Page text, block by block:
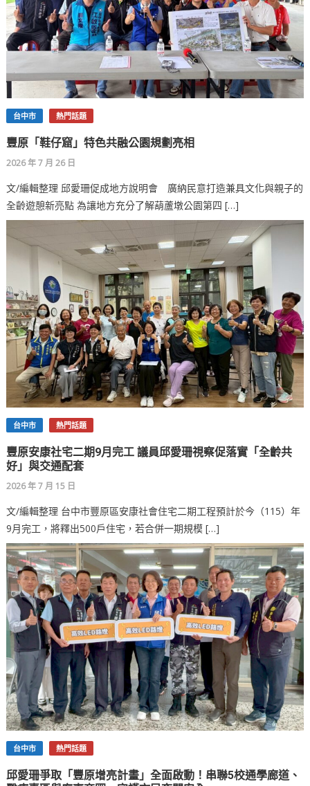
台中市 熱門話題
豐原「鞋仔窟」特色共融公園規劃亮相
2026 年 7 月 26 日
文/編輯整理 邱愛珊促成地方說明會 廣納民意打造兼具文化與親子的
全齡遊憩新亮點 為讓地方充分了解葫蘆墩公園第四 […]
台中市 熱門話題
豐原安康社宅二期9月完工 議員邱愛珊視察促落實「全齡共
好」與交通配套
2026 年 7 月 15 日
文/編輯整理 台中市豐原區安康社會住宅二期工程預計於今（115）年
9月完工，將釋出500戶住宅，若合併一期規模 […]
台中市 熱門話題
邱愛珊爭取「豐原增亮計畫」全面啟動！串聯5校通學廊道、